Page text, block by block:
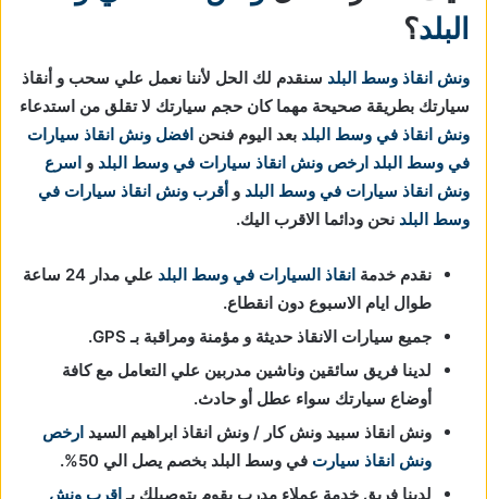
البلد؟
ونش انقاذ وسط البلد سنقدم لك الحل لأننا نعمل علي سحب و أنقاذ
سيارتك بطريقة صحيحة مهما كان حجم سيارتك لا تقلق من استدعاء
ونش انقاذ في وسط البلد بعد اليوم فنحن افضل ونش انقاذ سيارات
في وسط البلد ارخص ونش انقاذ سيارات في وسط البلد و اسرع
ونش انقاذ سيارات في وسط البلد و أقرب ونش انقاذ سيارات في
وسط البلد نحن ودائما الاقرب اليك.
نقدم خدمة انقاذ السيارات في وسط البلد
علي مدار 24 ساعة
طوال ايام الاسبوع دون انقطاع.
جميع سيارات الانقاذ حديثة و مؤمنة ومراقبة بـ GPS.
لدينا فريق سائقين وناشين مدربين علي التعامل مع كافة
أوضاع سيارتك سواء عطل أو حادث.
ونش انقاذ سبيد ونش كار / ونش انقاذ ابراهيم السيد ارخص
ونش انقاذ سيارت في وسط البلد بخصم يصل الي 50%.
لدينا فريق خدمة عملاء مدرب يقوم بتوصيلك بـاقرب ونش